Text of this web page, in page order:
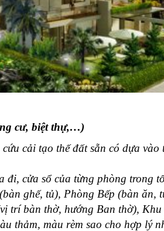
cư, biệt thự,…)
cải tạo thế đất sẵn có dựa
cửa sổ của từng phòng trong
ghế, tủ), Phòng Bếp (bàn
trí bàn thờ, hướng Ban thờ),
thảm, màu rèm sao cho hợp lý